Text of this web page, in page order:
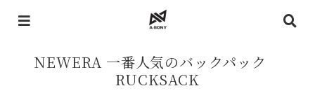
NEWERA 一番人気のバックパック
RUCKSACK